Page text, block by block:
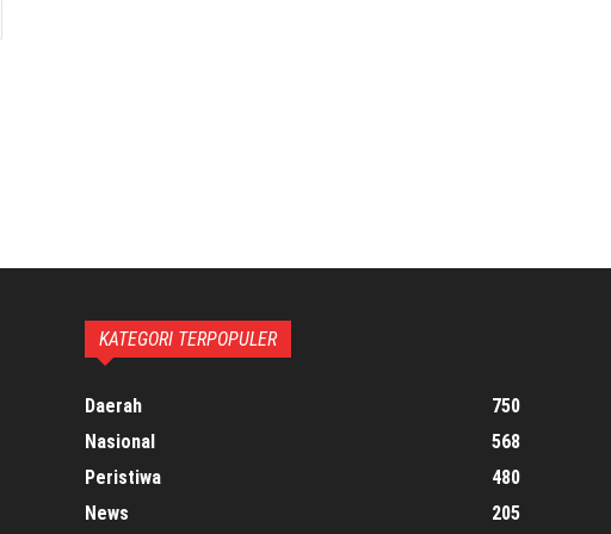
KATEGORI TERPOPULER
Daerah
750
Nasional
568
Peristiwa
480
News
205